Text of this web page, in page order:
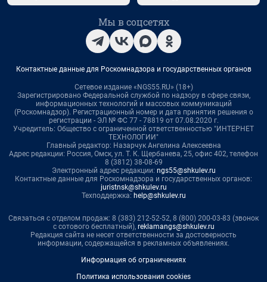
Мы в соцсетях
Контактные данные для Роскомнадзора и государственных органов
Сетевое издание «NGS55.RU» (18+)
Зарегистрировано Федеральной службой по надзору в сфере связи,
информационных технологий и массовых коммуникаций
(Роскомнадзор). Регистрационный номер и дата принятия решения о
регистрации - ЭЛ № ФС 77 - 78819 от 07.08.2020 г.
Учредитель: Общество с ограниченной ответственностью "ИНТЕРНЕТ
ТЕХНОЛОГИИ"
Главный редактор: Назарчук Ангелина Алексеевна
Адрес редакции: Россия, Омск, ул. Т. К. Щербанева, 25, офис 402, телефон
8 (3812) 38-08-69
Электронный адрес редакции: ngs55@shkulev.ru
Контактные данные для Роскомнадзора и государственных органов:
juristnsk@shkulev.ru
Техподдержка: help@shkulev.ru
Связаться с отделом продаж: 8 (383) 212-52-52, 8 (800) 200-03-83 (звонок
с сотового бесплатный), reklamangs@shkulev.ru
Редакция сайта не несет ответственности за достоверность
информации, содержащейся в рекламных объявлениях.
Информация об ограничениях
Политика использования cookies